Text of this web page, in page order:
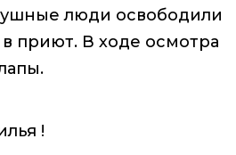
люди освободили
приют. В ходе осмотра
!